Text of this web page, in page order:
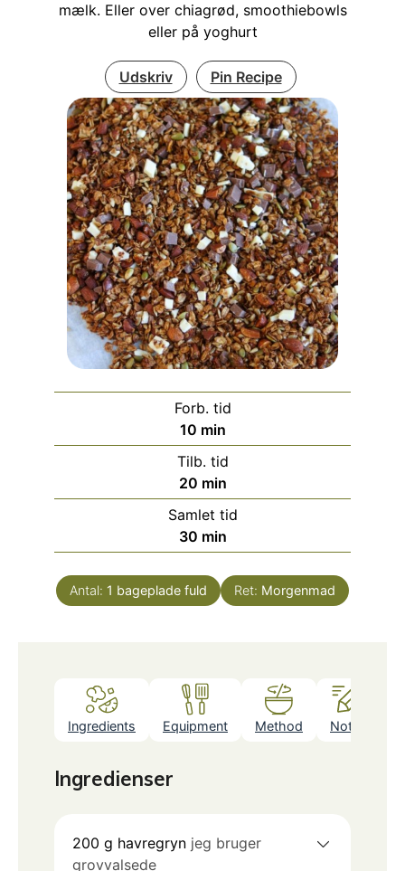
mælk. Eller over chiagrød, smoothiebowls
eller på yoghurt
Udskriv Pin Recipe
Forb. tid
10minutter
min
Tilb. tid
20minutter
min
Samlet tid
30minutter
min
Antal: 1 bageplade fuld Ret: Morgenmad
Ingredients Equipment Method Notes
Ingredienser
200 g havregryn jeg bruger
grovvalsede